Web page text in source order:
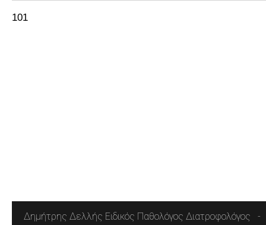
101
Δημήτρης Δελλής Ειδικός Παθολόγος Διατροφολόγος